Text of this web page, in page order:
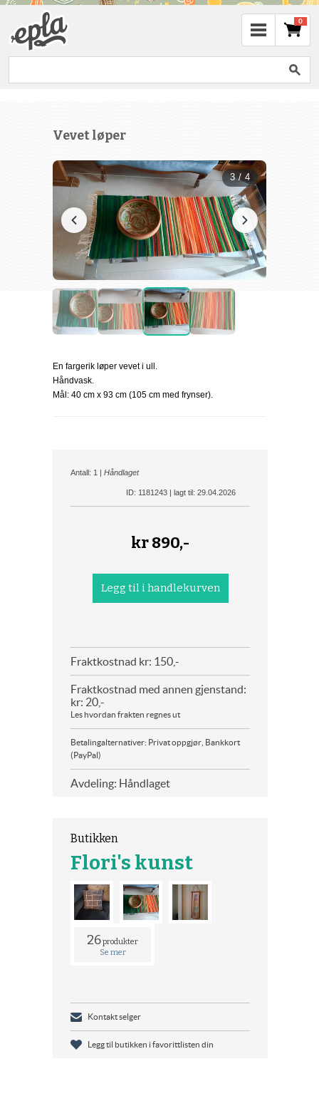
0
Vevet løper
3 / 4
En fargerik løper vevet i ull.
Håndvask.
Mål: 40 cm x 93 cm (105 cm med frynser).
Antall: 1 | Håndlaget
ID: 1181243 | lagt til: 29.04.2026
kr890,-
Fraktkostnad kr: 150,-
Fraktkostnad med annen gjenstand:
kr: 20,-
Les hvordan frakten regnes ut
Betalingalternativer: Privat oppgjør, Bankkort
(PayPal)
Avdeling: Håndlaget
Butikken
Flori's kunst
26produkter
Se mer
Kontakt selger
Legg til butikken i favorittlisten din